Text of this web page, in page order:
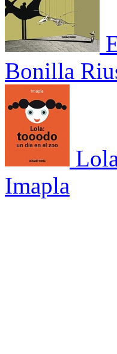
Bonilla
Imapla